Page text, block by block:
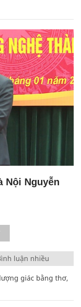
Nội Nguyễn
luận nhiều
giác bằng thơ,